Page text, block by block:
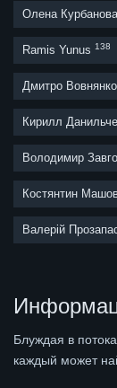
Олена Курбанова
Ramis Yunus 138
Дмитро Вовнянко
Кирилл
Володимир
Костянтин
Валерій
Блуждая в
каждый может